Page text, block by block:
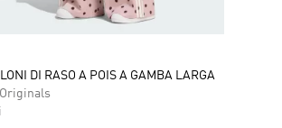
DI RASO A POIS A GAMBA LARGA